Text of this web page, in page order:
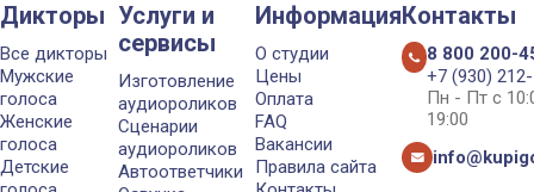
Дикторы
Все дикторы
Мужские
голоса
Женские
голоса
Детские
Услуги и
сервисы
Изготовление
аудиороликов
Сценарии
аудиороликов
Автоответчики
Информация
О студии
Цены
Оплата
FAQ
Вакансии
Правила сайта
Контакты
8 800 200-
+7 (930)
Пн - Пт с
19:00